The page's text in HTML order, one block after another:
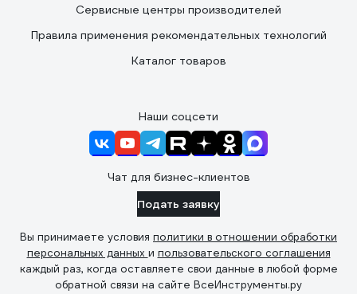
Сервисные центры производителей
Правила применения рекомендательных технологий
Каталог товаров
Наши соцсети
Чат для бизнес-клиентов
Подать заявку
Вы принимаете условия политики в отношении обработки
персональных данных и пользовательского соглашения
каждый раз, когда оставляете свои данные в любой форме
обратной связи на сайте ВсеИнструменты.ру